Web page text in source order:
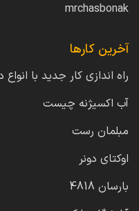
mrchasbonak
آخرین کارها
راه اندازی کار جدید با
آب اکسیژنه چیست
مبلمان رست
اوکتای دونر
بارسان 4818